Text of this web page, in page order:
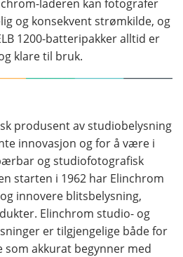
laderen kan fotografer
og konsekvent strømkilde, og
1200-batteripakker alltid er
klare til bruk.
produsent av studiobelysning
innovasjon og for å være i
og studiofotografisk
starten i 1962 har Elinchrom
innovere blitsbelysning,
Elinchrom studio- og
er tilgjengelige både for
som akkurat begynner med